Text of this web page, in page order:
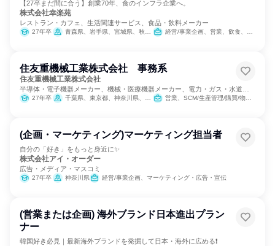
【27卒まだ間に合う】創業70年、食のインフラ企業へ。
株式会社幸楽苑
レストラン・カフェ、生活関連サービス、食品・飲料メーカー
27年卒 青森県、岩手県、宮城県、秋田県、山形県、福島県、茨城県、栃木県、群馬県、埼玉県、千葉県、東京都、神奈川県、新潟県、山梨県、長野県、静岡県 経営/事業企画、営業、飲食、小売販売/流通、製造・生産工程、SCM/生産管理/購買/物流、人事、広報/IR、商品企画、マーケティング・広告・宣伝、カスタマーサクセス
住友重機械工業株式会社 事務系
住友重機械工業株式会社
半導体・電子機器メーカー、機械・医療機器メーカー、電力・ガス・水道・
エネルギー
27年卒 千葉県、東京都、神奈川県、愛知県、愛媛県 営業、SCM/生産管理/購買/物流、経理/税務/財務、人事、経営/事業企画、商品企画
(企画・マーケティング)マーケティング担当者
自分の「好き」をもっと身近に✨
株式会社アイ・オーダー
広告・メディア・マスコミ
27年卒 神奈川県 経営/事業企画、マーケティング・広告・宣伝
(営業または企画) 海外ブランド日本進出プラン
ナー
韓国好き必見｜最新海外ブランドを発掘して日本・海外に広める❗